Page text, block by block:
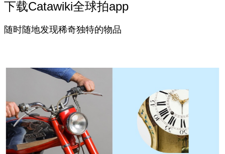
下载Catawiki全球拍app
随时随地发现稀奇独特的物品